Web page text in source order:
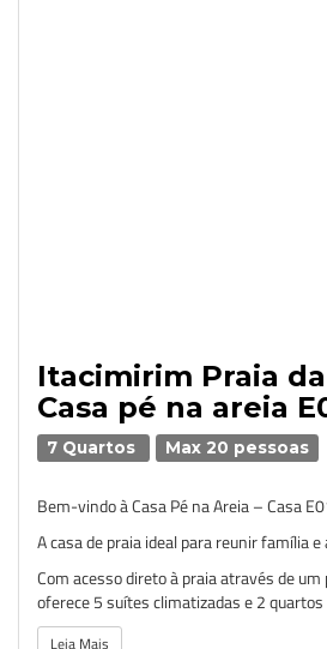
Itacimirim Praia
Casa pé na areia
7 Quartos Max 20 pessoas
Bem-vindo à Casa Pé na Areia – Casa
A casa de praia ideal para reunir família
Com acesso direto à praia através de
oferece 5 suítes climatizadas e 2 quartos
Leia Mais